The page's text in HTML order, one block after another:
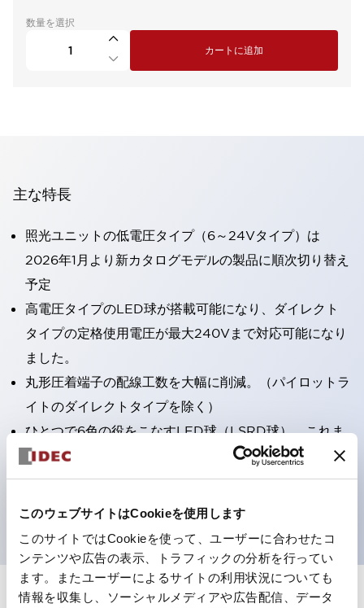
このウェブサイトはCookieを使用します
このサイトではCookieを使って、ユーザーに合わせたコ
ンテンツや広告の表示、トラフィックの分析を行ってい
ます。またユーザーによるサイトの利用状況についても
情報を収集し、ソーシャルメディアや広告配信、データ
数量を選択
カートに追加
主な特長
照光ユニットの低電圧タイプ（6～24Vタイプ）は
2026年1月より新カタログモデルの製品に順次切り替え
予定
高電圧タイプのLED球が搭載可能になり、ダイレクト
タイプの定格使用電圧が最大240Vまで対応可能になり
ました。
丸形圧着端子の配線工数を大幅に削減。（パイロットラ
イトのダイレクトタイプを除く）
ひとつで6色の役をこなすLED球（LSRD球）。これま
で色ごとに分かれていたLED球を、1色のLED球で各色
を表現できるようにしました。
UL、CSA、TÜV、CCC認証品。